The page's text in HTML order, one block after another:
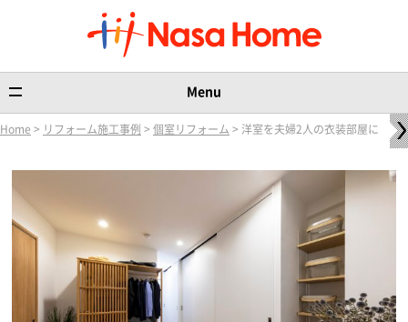
Menu
Home > リフォーム施工事例 > 個室リフォーム > 洋室を夫婦2人の衣装部屋に